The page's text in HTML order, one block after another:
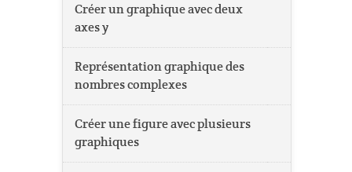
Créer un graphique avec deux
axes y
Représentation graphique des
nombres complexes
Créer une figure avec plusieurs
graphiques